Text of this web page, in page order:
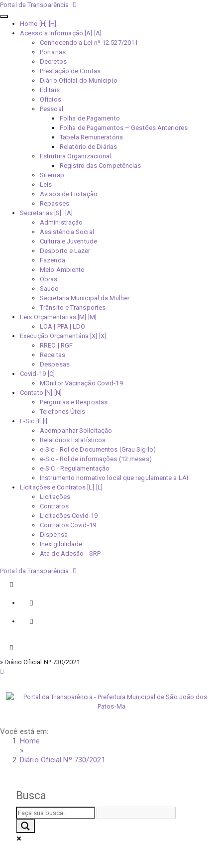
Portal da Transparência
Home [H]
Acesso a Informação [A]
Conhecendo a Lei nº 12.527/2011
Portarias
Decretos
Prestação de Contas
Diário Oficial do Município
Editais
Ofícios
Pessoal
Folha de Pagamento
Folha de Pagamentos – Gestões Anteriores
Tabela Remuneratória
Relatório de Diárias
Estrutura Organizacional
Registro das Competências
Sitemap
Leis
Avisos de Licitação
Repasses
Secretarias [S]
Administração
Assistência Social
Cultura e Juventude
Desporto e Lazer
Fazenda
Meio Ambiente
Obras
Saúde
Secretaria Municipal da Mulher
Trânsito e Transportes
Leis Orçamentárias [M]
LOA | PPA | LDO
Execução Orçamentária [X]
RREO | RGF
Receitas
Despesas
Covid-19
MOnitor Vacinação Covid-19
Contato [N]
Perguntas e Respostas
Telefones Úteis
E-Sic [I]
Acompanhar Solicitação
Relatórios Estatísticos
e-Sic - Rol de Documentos (Grau Sigilo)
e-Sic - Rol de informações (12 meses)
e-SIC - Regulamentação
Instrumento normativo local que regulamente a LAI
Licitações e Contratos [L]
Licitações
Contratos
Licitações Covid-19
Contratos Covid-19
Dispensa
Inexigibilidade
Ata de Adesão - SRP
Portal da Transparência
» Diário Oficial Nº 730/2021
Você está em:
Home
»
Diário Oficial Nº 730/2021
Busca